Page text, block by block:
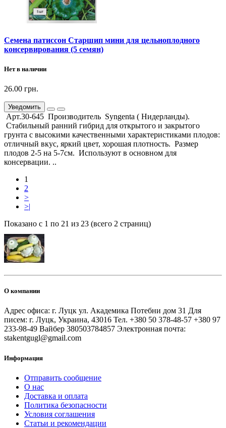
Семена патиссон Старшип мини для цельноплодного
консервирования (5 семян)
Нет в наличии
26.00 грн.
Уведомить
Арт.30-645 Производитель Syngenta ( Нидерланды).
Стабильный ранний гибрид для открытого и закрытого
грунта с высокими качественными характеристиками плодов:
отличный вкус, яркий цвет, хорошая плотность. Размер
плодов 2-5 на 5-7см. Используют в основном для
консервации. ..
1
2
>
>|
Показано с 1 по 21 из 23 (всего 2 страниц)
О компании
Адрес офиса: г. Луцк ул. Академика Потебни дом 31 Для
писем: г. Луцк, Украина, 43016 Тел. +380 50 378-48-57 +380 97
233-98-49 Вайбер 380503784857 Электронная почта:
stakentgugl@gmail.com
Информация
Отправить сообщение
О нас
Доставка и оплата
Политика безопасности
Условия соглашения
Статьи и рекомендации